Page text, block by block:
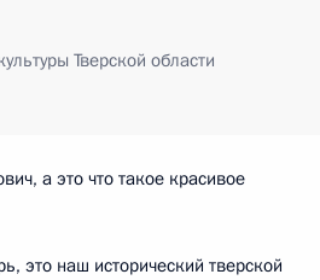
Тверской области
а это что такое красивое
это наш исторический тверской